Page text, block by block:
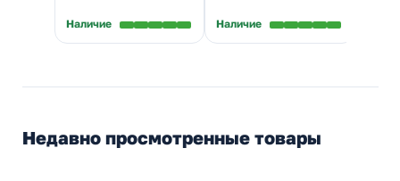
Наличие Наличие
Недавно просмотренные товары